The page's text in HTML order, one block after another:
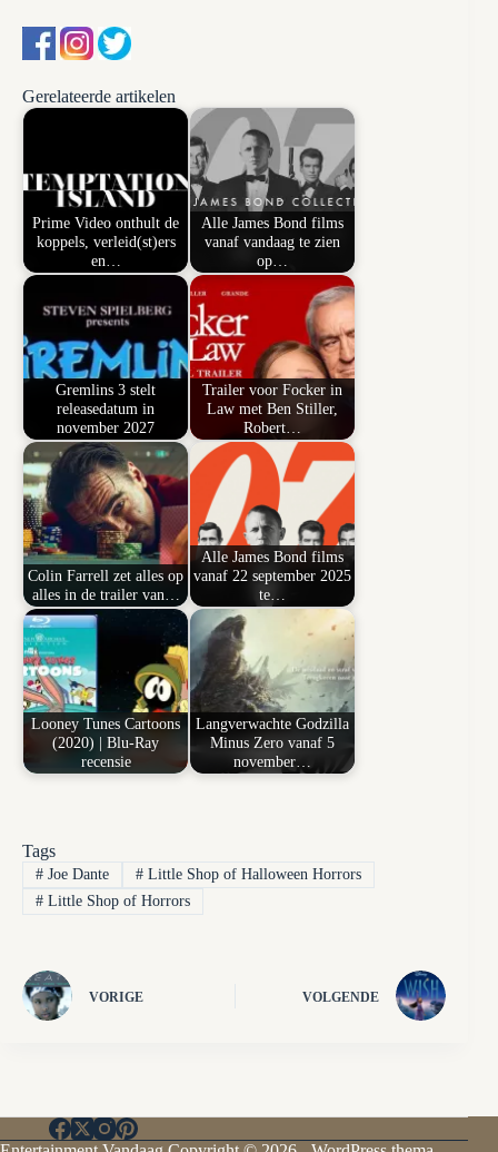
Gerelateerde artikelen
Prime Video onthult de
koppels, verleid(st)ers
en…
Alle James Bond films
vanaf vandaag te zien
op…
Gremlins 3 stelt
releasedatum in
november 2027
Trailer voor Focker in
Law met Ben Stiller,
Robert…
Colin Farrell zet alles op
alles in de trailer van…
Alle James Bond films
vanaf 22 september 2025
te…
Looney Tunes Cartoons
(2020) | Blu-Ray
recensie
Langverwachte Godzilla
Minus Zero vanaf 5
november…
Tags
#Joe Dante #Little Shop of Halloween Horrors
#Little Shop of Horrors
VORIGE VOLGENDE